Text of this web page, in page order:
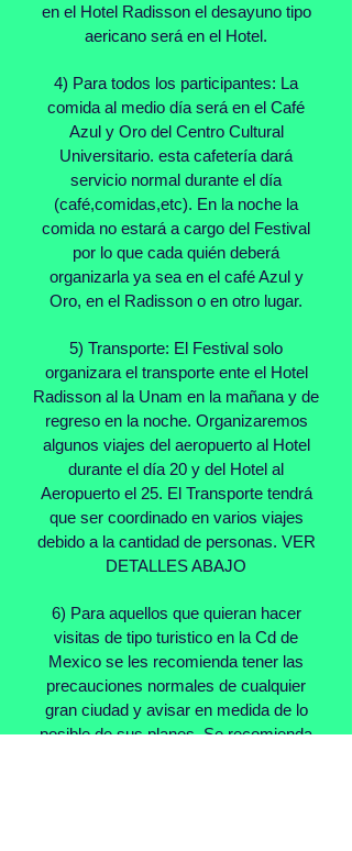
en el Hotel Radisson el desayuno tipo
aericano será en el Hotel.
4) Para todos los participantes: La
comida al medio día será en el Café
Azul y Oro del Centro Cultural
Universitario. esta cafetería dará
servicio normal durante el día
(café,comidas,etc). En la noche la
comida no estará a cargo del Festival
por lo que cada quién deberá
organizarla ya sea en el café Azul y
Oro, en el Radisson o en otro lugar.
5) Transporte: El Festival solo
organizara el transporte ente el Hotel
Radisson al la Unam en la mañana y de
regreso en la noche. Organizaremos
algunos viajes del aeropuerto al Hotel
durante el día 20 y del Hotel al
Aeropuerto el 25. El Transporte tendrá
que ser coordinado en varios viajes
debido a la cantidad de personas. VER
DETALLES ABAJO
6) Para aquellos que quieran hacer
visitas de tipo turistico en la Cd de
Mexico se les recomienda tener las
precauciones normales de cualquier
gran ciudad y avisar en medida de lo
posible de sus planes. Se recomienda